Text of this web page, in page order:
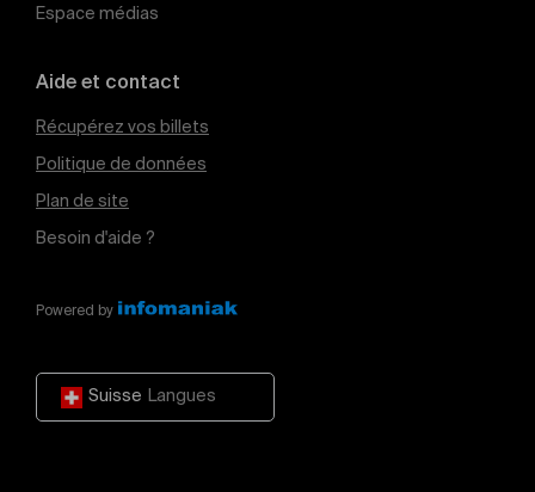
Espace médias
Aide et contact
Récupérez vos billets
Politique de données
Plan de site
Besoin d'aide ?
Powered by
Suisse Langues